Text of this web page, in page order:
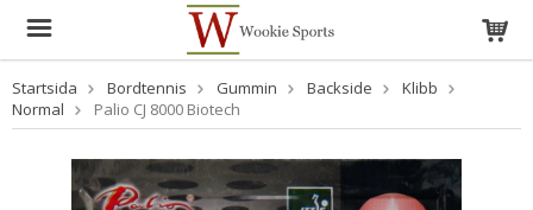
Startsida Bordtennis Gummin Backside
Klibb
Normal
Palio CJ 8000 Biotech